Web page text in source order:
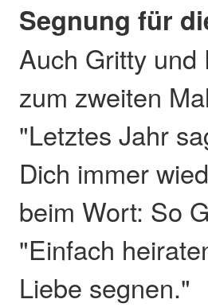
Segnung für
Auch Gritty und
zum zweiten
"Letztes Jahr
Dich immer
beim Wort: So
"Einfach
Liebe segnen."